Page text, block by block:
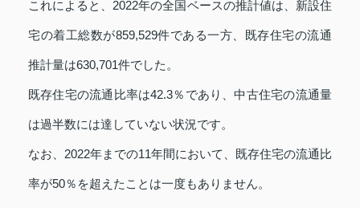
これによると、2022年の全国ベースの推計値は、新設住
宅の着工総数が859,529件である一方、既存住宅の流通
推計量は630,701件でした。
既存住宅の流通比率は42.3％であり、中古住宅の流通量
は過半数には達していない状況です。
なお、2022年までの11年間において、既存住宅の流通比
率が50％を超えたことは一度もありません。